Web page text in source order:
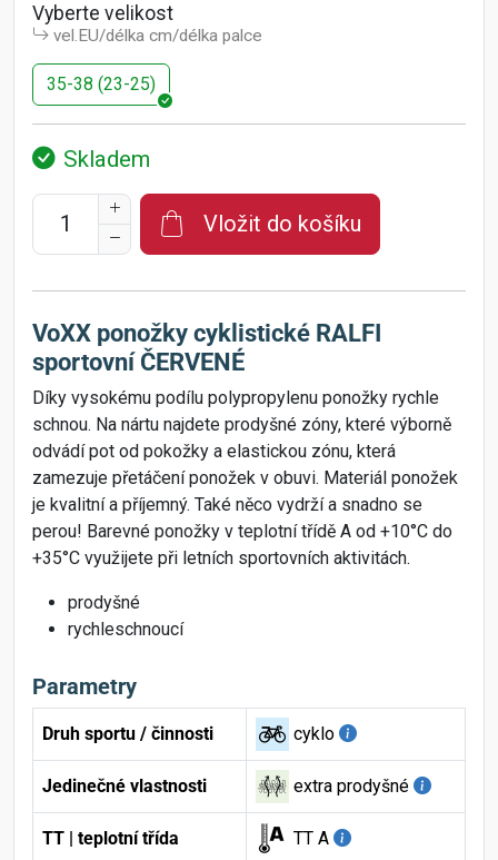
Vyberte velikost
vel.EU/délka cm/délka palce
35-38 (23-25)
Skladem
Vložit do košíku
VoXX ponožky cyklistické RALFI
sportovní ČERVENÉ
Díky vysokému podílu polypropylenu ponožky rychle
schnou. Na nártu najdete prodyšné zóny, které výborně
odvádí pot od pokožky a elastickou zónu, která
zamezuje přetáčení ponožek v obuvi. Materiál ponožek
je kvalitní a příjemný. Také něco vydrží a snadno se
perou! Barevné ponožky v teplotní třídě A od +10°C do
+35°C využijete při letních sportovních aktivitách.
prodyšné
rychleschnoucí
Parametry
Druh sportu / činnosti cyklo
Jedinečné vlastnosti extra prodyšné
TT | teplotní třída TT A